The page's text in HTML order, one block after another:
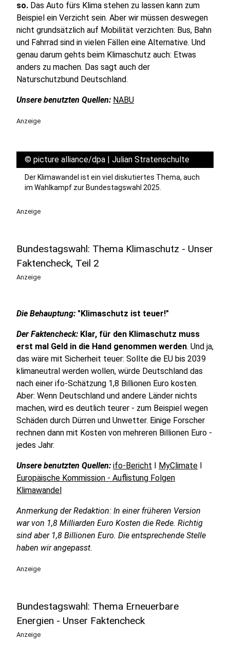
so. Das Auto fürs Klima stehen zu lassen kann zum
Beispiel ein Verzicht sein. Aber wir müssen deswegen
nicht grundsätzlich auf Mobilität verzichten: Bus, Bahn
und Fahrrad sind in vielen Fällen eine Alternative. Und
genau darum gehts beim Klimaschutz auch: Etwas
anders zu machen. Das sagt auch der
Naturschutzbund Deutschland.
Unsere benutzten Quellen: NABU
Anzeige
© picture alliance/dpa | Julian Stratenschulte
Der Klimawandel ist ein viel diskutiertes Thema, auch
im Wahlkampf zur Bundestagswahl 2025.
Anzeige
Bundestagswahl: Thema Klimaschutz - Unser
Faktencheck, Teil 2
Anzeige
Die Behauptung: "Klimaschutz ist teuer!"
Der Faktencheck: Klar, für den Klimaschutz muss
erst mal Geld in die Hand genommen werden. Und ja,
das wäre mit Sicherheit teuer: Sollte die EU bis 2039
klimaneutral werden wollen, würde Deutschland das
nach einer ifo-Schätzung 1,8 Billionen Euro kosten.
Aber: Wenn Deutschland und andere Länder nichts
machen, wird es deutlich teurer - zum Beispiel wegen
Schäden durch Dürren und Unwetter. Einige Forscher
rechnen dann mit Kosten von mehreren Billionen Euro -
jedes Jahr.
Unsere benutzten Quellen: ifo-Bericht I MyClimate I
Europäische Kommission - Auflistung Folgen
Klimawandel
Anmerkung der Redaktion: In einer früheren Version
war von 1,8 Milliarden Euro Kosten die Rede. Richtig
sind aber 1,8 Billionen Euro. Die entsprechende Stelle
haben wir angepasst.
Anzeige
Bundestagswahl: Thema Erneuerbare
Energien - Unser Faktencheck
Anzeige